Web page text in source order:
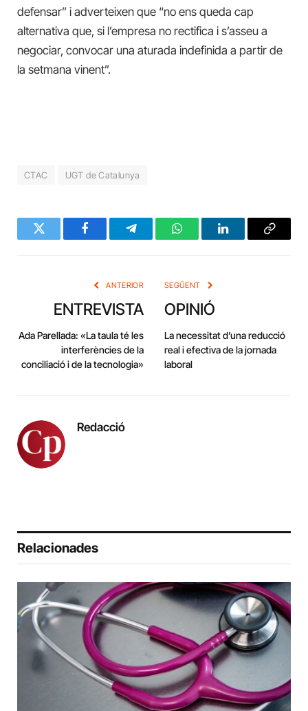
defensar” i adverteixen que “no ens queda cap
alternativa que, si l’empresa no rectifica i s’asseu a
negociar, convocar una aturada indefinida a partir de
la setmana vinent”.
CTAC UGT de Catalunya
Twitter FacebookTelegramWhatsAppLinkedInCopy
ANTERIOR
ENTREVISTA
Ada Parellada: «La taula té les
interferències de la
conciliació i de la tecnologia»
SEGÜENT
OPINIÓ
La necessitat d’una reducció
real i efectiva de la jornada
laboral
Redacció
Relacionades